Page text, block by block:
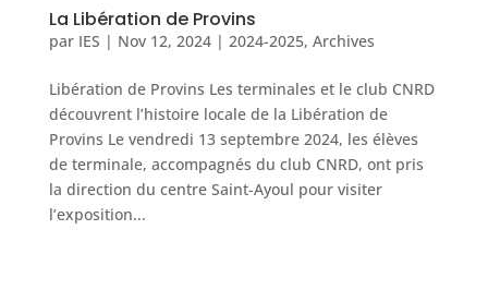
La Libération de Provins
par IES | Nov 12, 2024| 2024-2025, Archives
Libération de Provins Les terminales et le club CNRD
découvrent l’histoire locale de la Libération de
Provins Le vendredi 13 septembre 2024, les élèves
de terminale, accompagnés du club CNRD, ont pris
la direction du centre Saint-Ayoul pour visiter
l’exposition...